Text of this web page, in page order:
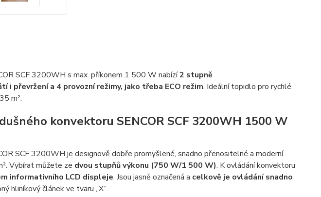
SCF 3200WH s max. příkonem 1 500 W nabízí2 stupně
i převržení a 4 provozní režimy, jako třeba ECO režim. Ideální topidlo pro rychlé
m².
konvektoru SENCOR SCF 3200WH 1500 W
SCF 3200WH je designově dobře promyšlené, snadno přenositelné a moderní
Vybírat můžete ze dvou stupňů výkonu (750 W/1 500 W). K ovládání konvektoru
informativního LCD displeje. Jsou jasně označená a celkově je ovládání snadno
hliníkový článek ve tvaru „X“.